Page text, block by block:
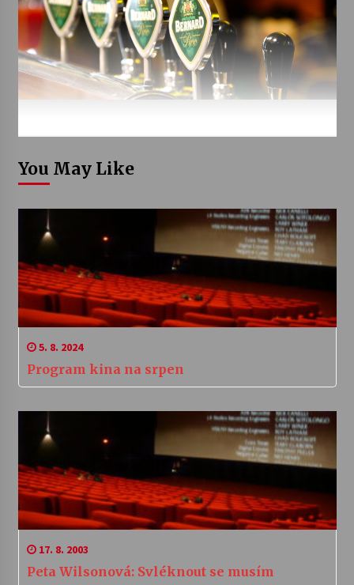
You May Like
5. 8. 2024
Program kina na srpen
17. 8. 2003
Peta Wilsonová: Svléknout se musím